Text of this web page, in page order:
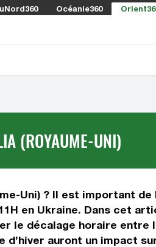
Océanie360
(ROYAUME-UNI)
Uni) ? Il est important
en Ukraine. Dans cet
le décalage horaire
d’hiver auront un impact